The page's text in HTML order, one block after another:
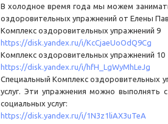
В холодное время года мы можем
оздоровительных упражнений от Елены
Комплекс оздоровительных упражнений 9
https://disk.yandex.ru/i/KcCjaeUoOdQ9Cg
Комплекс оздоровительных упражнений 10
https://disk.yandex.ru/i/hfH_LgWyMhLeJg
Специальный Комплекс оздоровительных
услуг. Эти упражнения можно выполнять
социальных услуг:
https://disk.yandex.ru/i/1N3z1liAX3uTeA